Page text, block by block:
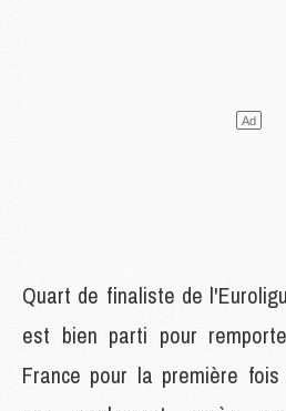
Quart de finaliste de
est bien parti pour
France pour la première